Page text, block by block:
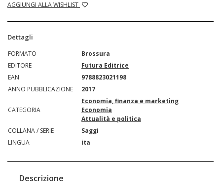
AGGIUNGI ALLA WISHLIST
Dettagli
FORMATO
Brossura
EDITORE
Futura Editrice
EAN
9788823021198
ANNO PUBBLICAZIONE
2017
CATEGORIA
Economia, finanza e marketing
Economia
Attualità e politica
COLLANA / SERIE
Saggi
LINGUA
ita
Descrizione